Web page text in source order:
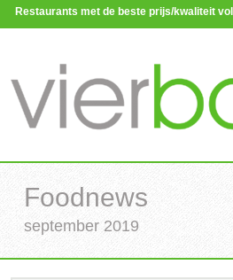
Restaurants met de beste prijs/kwaliteit
Foodnews
september 2019